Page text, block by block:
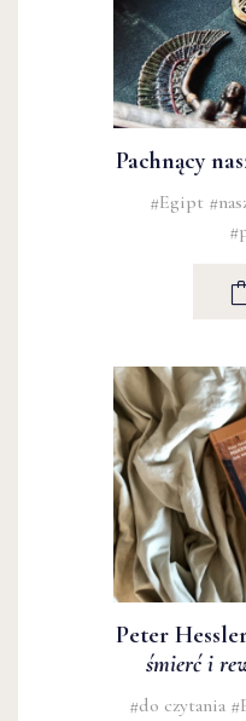
Pachnący
#Egipt
Peter
śmierć i
#do czytania